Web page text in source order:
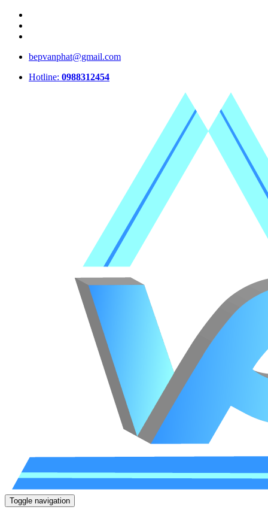
bepvanphat@gmail.com
Hotline: 0988312454
Toggle navigation